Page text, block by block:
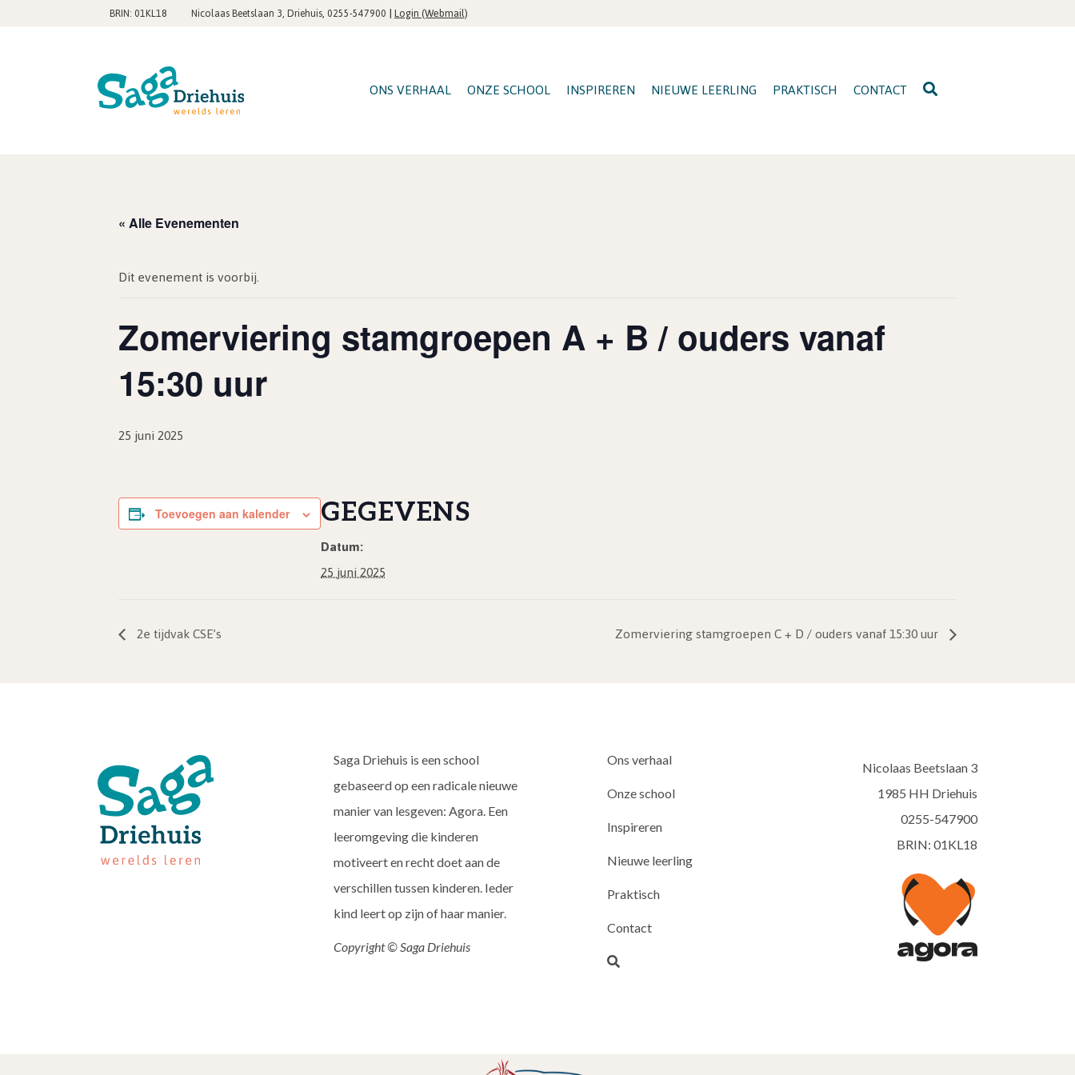
BRIN: 01KL18 Nicolaas Beetslaan 3, Driehuis, 0255-547900 |Login (Webmail)
ONS VERHAAL ONZE SCHOOL INSPIREREN NIEUWE LEERLING PRAKTISCH CONTACT
« Alle Evenementen
Dit evenement is voorbij.
Zomerviering stamgroepen A + B / ouders vanaf
15:30 uur
25 juni 2025
Toevoegen aan kalender GEGEVENS
Datum:
25 juni 2025
2e tijdvak CSE’s Zomerviering stamgroepen C + D / ouders vanaf 15:30 uur
Saga Driehuis is een school
gebaseerd op een radicale nieuwe
manier van lesgeven: Agora. Een
leeromgeving die kinderen
motiveert en recht doet aan de
verschillen tussen kinderen. Ieder
kind leert op zijn of haar manier.
Copyright © Saga Driehuis
Ons verhaal
Onze school
Inspireren
Nieuwe leerling
Praktisch
Contact
Nicolaas Beetslaan 3
1985 HH Driehuis
0255-547900
BRIN: 01KL18